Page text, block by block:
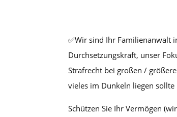
✅Wir sind Ihr Familienanwalt
Durchsetzungskraft, unser
Strafrecht bei großen /
vieles im Dunkeln liegen
Schützen Sie Ihr Vermögen